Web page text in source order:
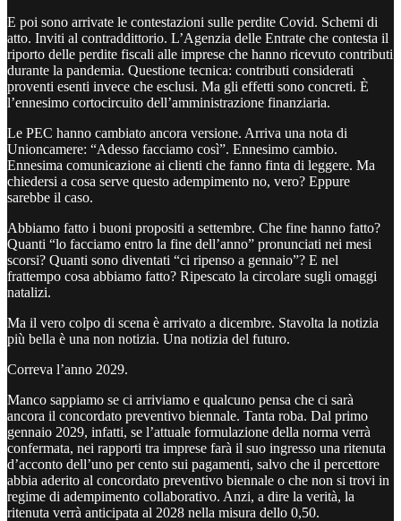
E poi sono arrivate le contestazioni sulle perdite Covid. Schemi di
atto. Inviti al contraddittorio. L’Agenzia delle Entrate che contesta il
riporto delle perdite fiscali alle imprese che hanno ricevuto contributi
durante la pandemia. Questione tecnica: contributi considerati
proventi esenti invece che esclusi. Ma gli effetti sono concreti. È
l’ennesimo cortocircuito dell’amministrazione finanziaria.
Le PEC hanno cambiato ancora versione. Arriva una nota di
Unioncamere: “Adesso facciamo così”. Ennesimo cambio.
Ennesima comunicazione ai clienti che fanno finta di leggere. Ma
chiedersi a cosa serve questo adempimento no, vero? Eppure
sarebbe il caso.
Abbiamo fatto i buoni propositi a settembre. Che fine hanno fatto?
Quanti “lo facciamo entro la fine dell’anno” pronunciati nei mesi
scorsi? Quanti sono diventati “ci ripenso a gennaio”? E nel
frattempo cosa abbiamo fatto? Ripescato la circolare sugli omaggi
natalizi.
Ma il vero colpo di scena è arrivato a dicembre. Stavolta la notizia
più bella è una non notizia. Una notizia del futuro.
Correva l’anno 2029.
Manco sappiamo se ci arriviamo e qualcuno pensa che ci sarà
ancora il concordato preventivo biennale. Tanta roba. Dal primo
gennaio 2029, infatti, se l’attuale formulazione della norma verrà
confermata, nei rapporti tra imprese farà il suo ingresso una ritenuta
d’acconto dell’uno per cento sui pagamenti, salvo che il percettore
abbia aderito al concordato preventivo biennale o che non si trovi in
regime di adempimento collaborativo. Anzi, a dire la verità, la
ritenuta verrà anticipata al 2028 nella misura dello 0,50.